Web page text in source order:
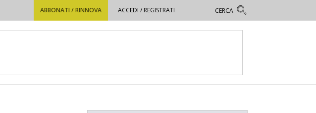
ABBONATI / RINNOVA ACCEDI / REGISTRATI